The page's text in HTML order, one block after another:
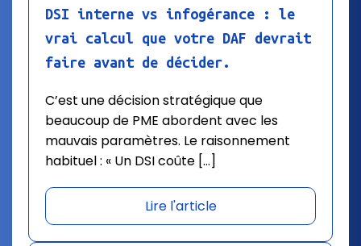
DSI interne vs infogérance : le
vrai calcul que votre DAF devrait
faire avant de décider.
C’est une décision stratégique que
beaucoup de PME abordent avec les
mauvais paramètres. Le raisonnement
habituel : « Un DSI coûte […]
Lire l'article